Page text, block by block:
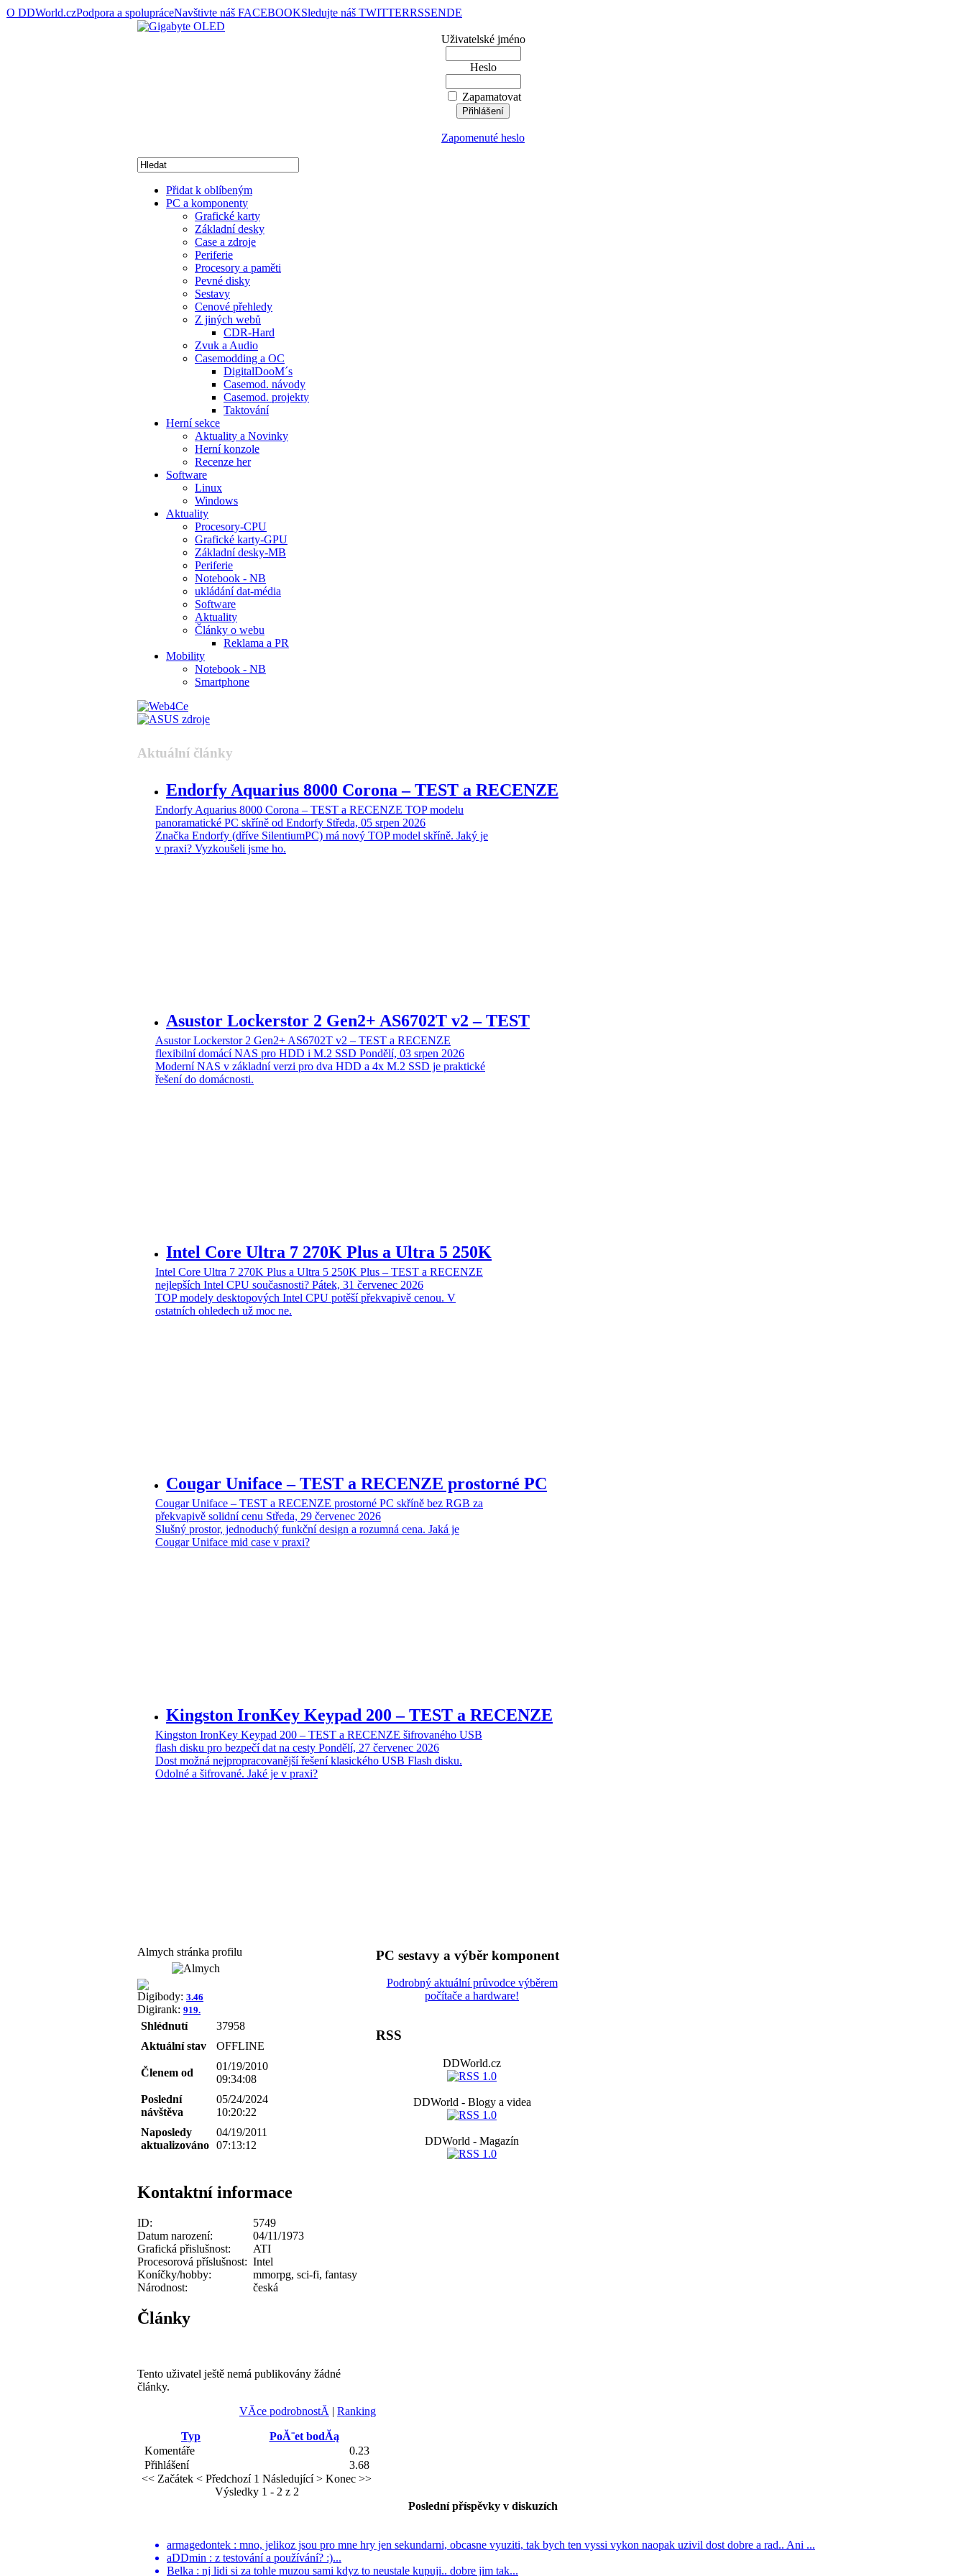
O DDWorld.czPodpora a spolupráceNavštivte náš FACEBOOKSledujte náš TWITTERRSSENDE
Uživatelské jméno
Heslo
Zapamatovat
Zapomenuté heslo
Přidat k oblíbeným
PC a komponenty
Grafické karty
Základní desky
Case a zdroje
Periferie
Procesory a paměti
Pevné disky
Sestavy
Cenové přehledy
Z jiných webů
CDR-Hard
Zvuk a Audio
Casemodding a OC
DigitalDooM´s
Casemod. návody
Casemod. projekty
Taktování
Herní sekce
Aktuality a Novinky
Herní konzole
Recenze her
Software
Linux
Windows
Aktuality
Procesory-CPU
Grafické karty-GPU
Základní desky-MB
Periferie
Notebook - NB
ukládání dat-média
Software
Aktuality
Články o webu
Reklama a PR
Mobility
Notebook - NB
Smartphone
Aktuální články
Endorfy Aquarius 8000 Corona – TEST a RECENZE
Endorfy Aquarius 8000 Corona – TEST a RECENZE TOP modelu
panoramatické PC skříně od Endorfy Středa, 05 srpen 2026
Značka Endorfy (dříve SilentiumPC) má nový TOP model skříně. Jaký je
v praxi? Vyzkoušeli jsme ho.
Asustor Lockerstor 2 Gen2+ AS6702T v2 – TEST
Asustor Lockerstor 2 Gen2+ AS6702T v2 – TEST a RECENZE
flexibilní domácí NAS pro HDD i M.2 SSD Pondělí, 03 srpen 2026
Moderní NAS v základní verzi pro dva HDD a 4x M.2 SSD je praktické
řešení do domácnosti.
Intel Core Ultra 7 270K Plus a Ultra 5 250K
Intel Core Ultra 7 270K Plus a Ultra 5 250K Plus – TEST a RECENZE
nejlepších Intel CPU současnosti? Pátek, 31 červenec 2026
TOP modely desktopových Intel CPU potěší překvapivě cenou. V
ostatních ohledech už moc ne.
Cougar Uniface – TEST a RECENZE prostorné PC
Cougar Uniface – TEST a RECENZE prostorné PC skříně bez RGB za
překvapivě solidní cenu Středa, 29 červenec 2026
Slušný prostor, jednoduchý funkční design a rozumná cena. Jaká je
Cougar Uniface mid case v praxi?
Kingston IronKey Keypad 200 – TEST a RECENZE
Kingston IronKey Keypad 200 – TEST a RECENZE šifrovaného USB
flash disku pro bezpečí dat na cesty Pondělí, 27 červenec 2026
Dost možná nejpropracovanější řešení klasického USB Flash disku.
Odolné a šifrované. Jaké je v praxi?
Almych stránka profilu
Digibody: 3.46
Digirank: 919.
Shlédnutí
37958
Aktuální stav
OFFLINE
Členem od
01/19/2010
09:34:08
Poslední
návštěva
05/24/2024
10:20:22
Naposledy
aktualizováno
04/19/2011
07:13:12
Kontaktní informace
ID:
5749
Datum narození:
04/11/1973
Grafická přislušnost:
ATI
Procesorová příslušnost: Intel
Koníčky/hobby:
mmorpg, sci-fi, fantasy
Národnost:
česká
Články
Tento uživatel ještě nemá publikovány žádné
články.
VĂ­ce podrobnostĂ­ | Ranking
Typ
PoĂ¨et bodĂą
Komentáře
0.23
Přihlášení
3.68
<< Začátek < Předchozí 1 Následující > Konec >>
Výsledky 1 - 2 z 2
PC sestavy a výběr komponent
Podrobný aktuální průvodce výběrem
počítače a hardware!
RSS
DDWorld.cz
DDWorld - Blogy a videa
DDWorld - Magazín
Poslední příspěvky v diskuzích
armagedontek : mno, jelikoz jsou pro mne hry jen sekundarni, obcasne vyuziti, tak bych ten vyssi vykon naopak uzivil dost dobre a rad.. Ani ...
aDDmin : z testování a používání? :)...
Belka : nj lidi si za tohle muzou sami kdyz to neustale kupuji.. dobre jim tak...